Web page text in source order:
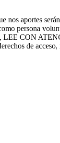
nos aportes
persona
LEE CON
de